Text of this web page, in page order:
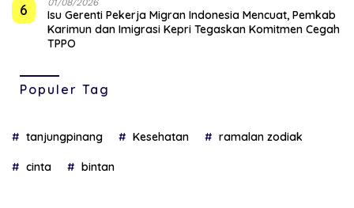
6
Isu Gerenti Pekerja Migran Indonesia Mencuat, Pemkab
Karimun dan Imigrasi Kepri Tegaskan Komitmen Cegah
TPPO
Populer Tag
tanjungpinang Kesehatan ramalan zodiak
cinta bintan